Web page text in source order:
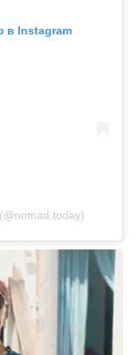
в Instagram